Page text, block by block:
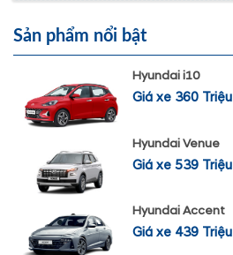
Sản phẩm nổi bật
Hyundai i10
Giá xe 360 Triệu
Hyundai Venue
Giá xe 539 Triệu
Hyundai Accent
Giá xe 439 Triệu